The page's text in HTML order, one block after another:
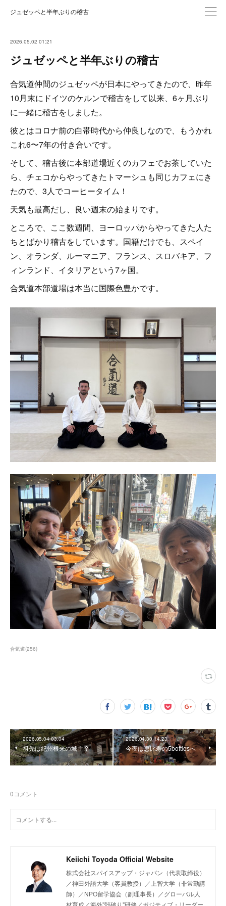
ジュゼッペと半年ぶりの稽古
2026.05.02 01:21
ジュゼッペと半年ぶりの稽古
合気道仲間のジュゼッペが日本にやってきたので、昨年
10月末にドイツのケルンで稽古をして以来、6ヶ月ぶり
に一緒に稽古をしました。
彼とはコロナ前の白帯時代から仲良しなので、もうかれ
これ6〜7年の付き合いです。
そして、稽古後に本部道場近くのカフェでお茶していた
ら、チェコからやってきたトマーシュも同じカフェにき
たので、3人でコーヒータイム！
天気も最高だし、良い週末の始まりです。
ところで、ここ数週間、ヨーロッパからやってきた人た
ちとばかり稽古をしています。国籍だけでも、スペイ
ン、オランダ、ルーマニア、フランス、スロバキア、フ
ィンランド、イタリアという7ヶ国。
合気道本部道場は本当に国際色豊かです。
合気道(256)
2026.05.04 03:04
祖先は紀州根来の城主!?
2026.04.30 14:23
今夜は恵比寿の5bottlesへ
0コメント
Keiichi Toyoda Official Website
株式会社スパイスアップ・ジャパン（代表取締役）
／神田外語大学（客員教授）／上智大学（非常勤講
師）／NPO留学協会（副理事長）／グローバル人
材育成／海外"殻破り"研修／ポジティブ・リーダー